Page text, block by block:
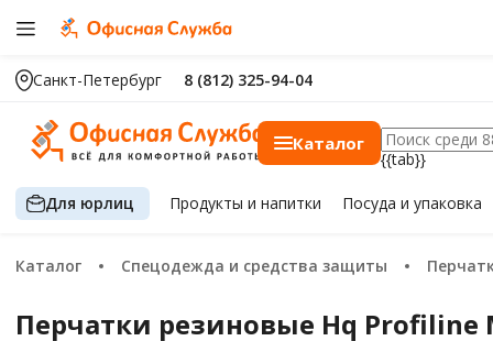
Санкт-Петербург 8 (812) 325-94-04
Каталог
{{tab}}
Для юрлиц Продуктыи напитки Посуда и упаковка
Каталог Спецодежда и средства защиты
Перчатки резиновые Hq Profiline